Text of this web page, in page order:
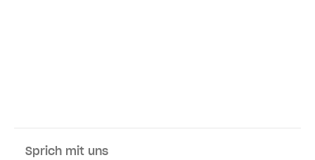
Sprich mit uns